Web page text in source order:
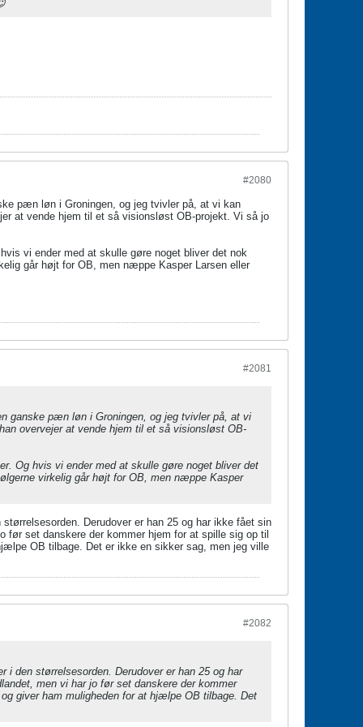
#2080
pæn løn i Groningen, og jeg tvivler på, at vi kan
at vende hjem til et så visionsløst OB-projekt. Vi så jo
vi ender med at skulle gøre noget bliver det nok
går højt for OB, men næppe Kasper Larsen eller
#2081
ganske pæn løn i Groningen, og jeg tvivler på, at vi
overvejer at vende hjem til et så visionsløst OB-
Og hvis vi ender med at skulle gøre noget bliver det
virkelig går højt for OB, men næppe Kasper
Derudover er han 25 og har ikke fået sin
set danskere der kommer hjem for at spille sig op til
OB tilbage. Det er ikke en sikker sag, men jeg ville
#2082
den størrelsesorden. Derudover er han 25 og har
men vi har jo før set danskere der kommer
giver ham muligheden for at hjælpe OB tilbage. Det